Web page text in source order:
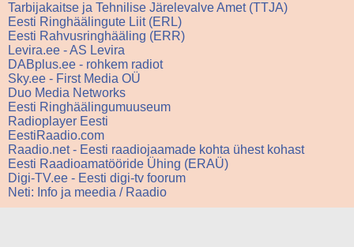
Tarbijakaitse ja Tehnilise Järelevalve Amet (TTJA)
Eesti Ringhäälingute Liit (ERL)
Eesti Rahvusringhääling (ERR)
Levira.ee - AS Levira
DABplus.ee - rohkem radiot
Sky.ee - First Media OÜ
Duo Media Networks
Eesti Ringhäälingumuuseum
Radioplayer Eesti
EestiRaadio.com
Raadio.net - Eesti raadiojaamade kohta ühest kohast
Eesti Raadioamatööride Ühing (ERAÜ)
Digi-TV.ee - Eesti digi-tv foorum
Neti: Info ja meedia / Raadio